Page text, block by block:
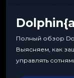
Полный обзор
Выясняем, как
управлять